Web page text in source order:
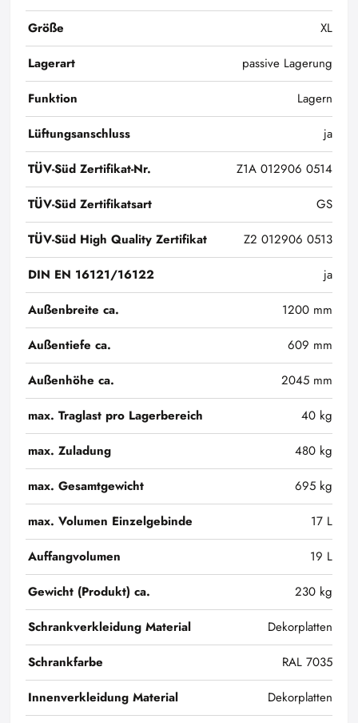
Größe
XL
Lagerart
passive Lagerung
Funktion
Lagern
Lüftungsanschluss
ja
TÜV-Süd Zertifikat-Nr.
Z1A 012906 0514
TÜV-Süd Zertifikatsart
GS
TÜV-Süd High Quality Zertifikat
Z2 012906 0513
DIN EN 16121/16122
ja
Außenbreite ca.
1200 mm
Außentiefe ca.
609 mm
Außenhöhe ca.
2045 mm
max. Traglast pro Lagerbereich
40 kg
max. Zuladung
480 kg
max. Gesamtgewicht
695 kg
max. Volumen Einzelgebinde
17 L
Auffangvolumen
19 L
Gewicht (Produkt) ca.
230 kg
Schrankverkleidung Material
Dekorplatten
Schrankfarbe
RAL 7035
Innenverkleidung Material
Dekorplatten